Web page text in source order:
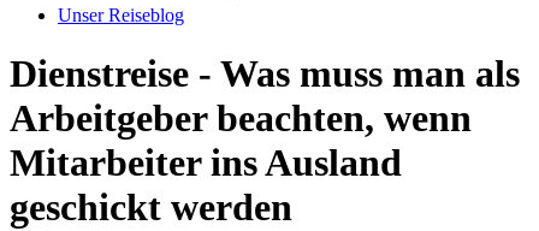
Unser Reiseblog
Dienstreise - Was muss man als
Arbeitgeber beachten, wenn
Mitarbeiter ins Ausland
geschickt werden